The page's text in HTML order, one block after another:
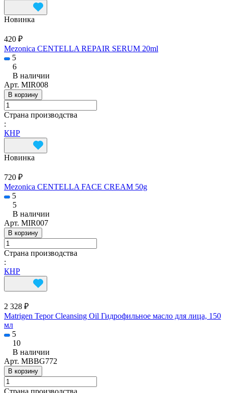
Новинка
420 ₽
Mezonica CENTELLA REPAIR SERUM 20ml
5
6
В наличии
Арт. MIR008
В корзину
Страна производства
:
КНР
Новинка
720 ₽
Mezonica CENTELLA FACE CREAM 50g
5
5
В наличии
Арт. MIR007
В корзину
Страна производства
:
КНР
2 328 ₽
Matrigen Tepor Cleansing Oil Гидрофильное масло для лица, 150
мл
5
10
В наличии
Арт. MBBG772
В корзину